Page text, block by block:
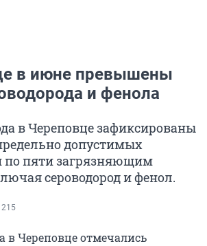
в июне превышены
и фенола
в Череповце зафиксированы
допустимых
по пяти загрязняющим
сероводород и фенол.
215
в Череповце отмечались